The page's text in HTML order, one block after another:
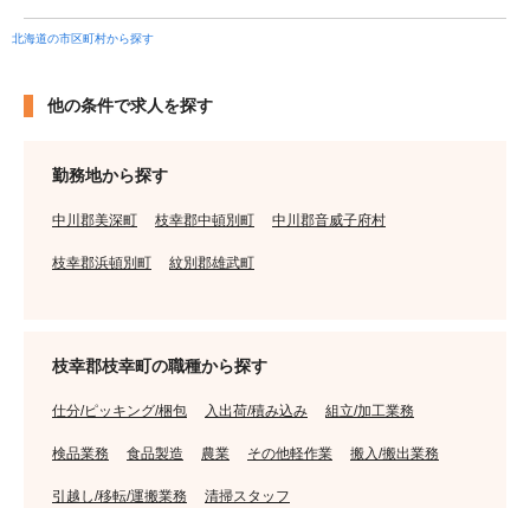
北海道の市区町村から探す
他の条件で求人を探す
勤務地から探す
中川郡美深町 枝幸郡中頓別町 中川郡音威子府村
枝幸郡浜頓別町 紋別郡雄武町
枝幸郡枝幸町の職種から探す
仕分/ピッキング/梱包 入出荷/積み込み 組立/加工業務
検品業務 食品製造 農業 その他軽作業 搬入/搬出業務
引越し/移転/運搬業務 清掃スタッフ